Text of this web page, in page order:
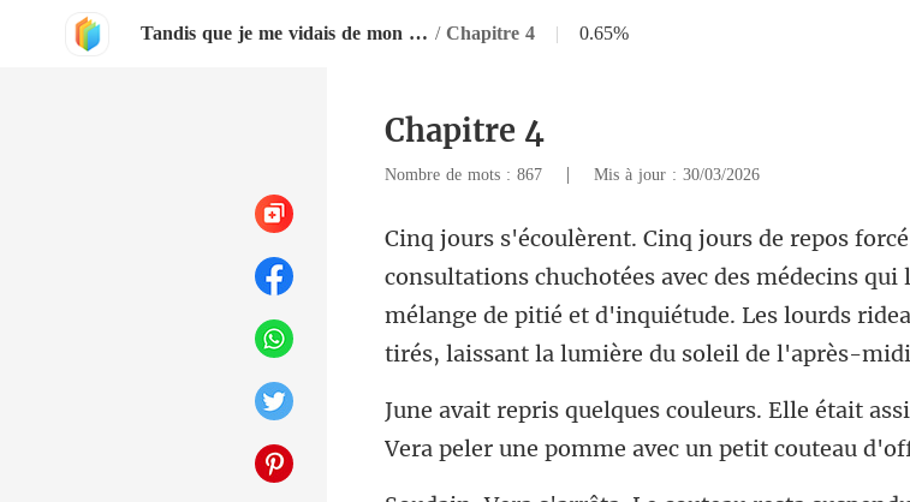
Tandis que je me vidais de mon sang, il allumait des lanternes pour elle / Chapitre 4 | 0.65%
Chapitre 4
Nombre de mots : 867 | Mis à jour : 30/03/2026
ées avec des médecins
mélange de pitié et d'inquiétude. Les lourds
tait
Vera pe